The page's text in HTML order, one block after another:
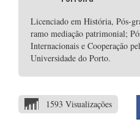
Licenciado em História, Pós-
ramo mediação patrimonial;
Internacionais e Cooperação
Universidade do Porto.
1593 Visualizações